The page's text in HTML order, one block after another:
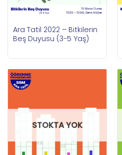
Ara Tatil 2022 – Bitkilerin
Beş Duyusu (3-5 Yaş)
STOKTA YOK